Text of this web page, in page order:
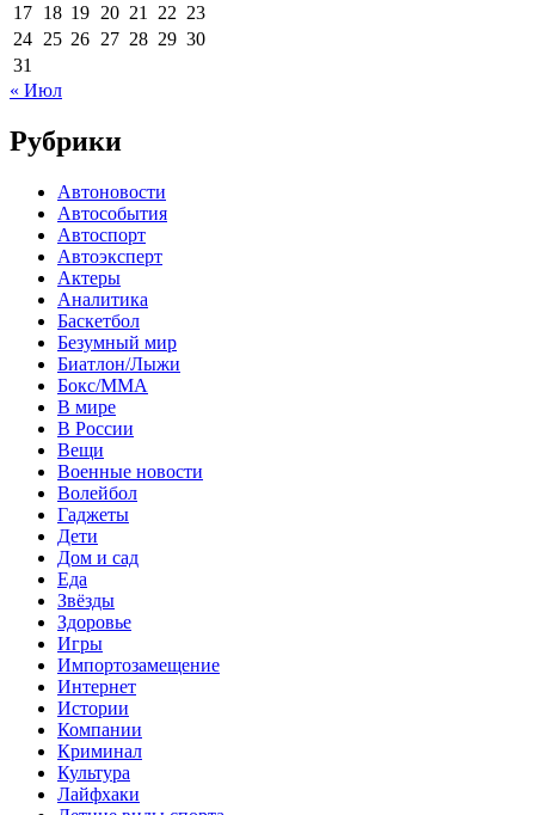
17 18 19 20 21 22 23
24 25 26 27 28 29 30
31
« Июл
Рубрики
Автоновости
Автособытия
Автоспорт
Автоэксперт
Актеры
Аналитика
Баскетбол
Безумный мир
Биатлон/Лыжи
Бокс/MMA
В мире
В России
Вещи
Военные новости
Волейбол
Гаджеты
Дети
Дом и сад
Еда
Звёзды
Здоровье
Игры
Импортозамещение
Интернет
Истории
Компании
Криминал
Культура
Лайфхаки